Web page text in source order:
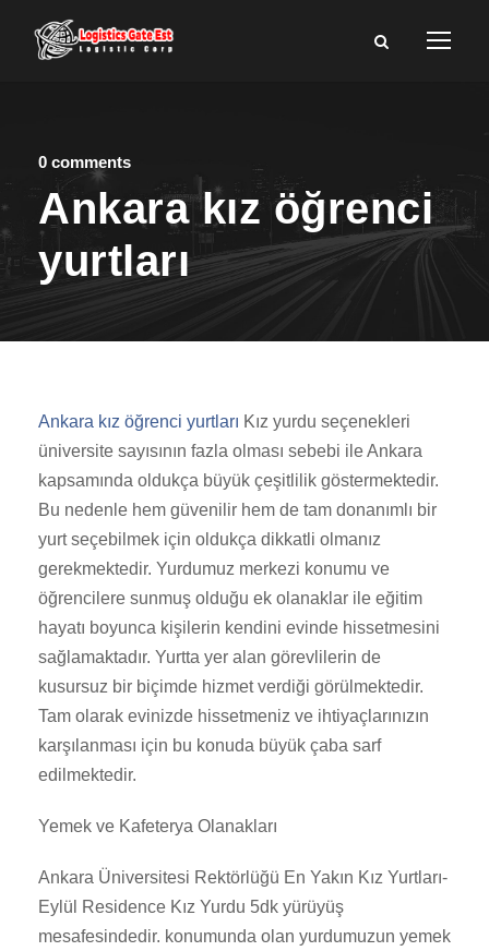
0 comments
Ankara kız öğrenci
yurtları
Ankara kız öğrenci yurtları Kız yurdu seçenekleri
üniversite sayısının fazla olması sebebi ile Ankara
kapsamında oldukça büyük çeşitlilik göstermektedir.
Bu nedenle hem güvenilir hem de tam donanımlı bir
yurt seçebilmek için oldukça dikkatli olmanız
gerekmektedir. Yurdumuz merkezi konumu ve
öğrencilere sunmuş olduğu ek olanaklar ile eğitim
hayatı boyunca kişilerin kendini evinde hissetmesini
sağlamaktadır. Yurtta yer alan görevlilerin de
kusursuz bir biçimde hizmet verdiği görülmektedir.
Tam olarak evinizde hissetmeniz ve ihtiyaçlarınızın
karşılanması için bu konuda büyük çaba sarf
edilmektedir.
Yemek ve Kafeterya Olanakları
Ankara Üniversitesi Rektörlüğü En Yakın Kız Yurtları-
Eylül Residence Kız Yurdu 5dk yürüyüş
mesafesindedir. konumunda olan yurdumuzun yemek